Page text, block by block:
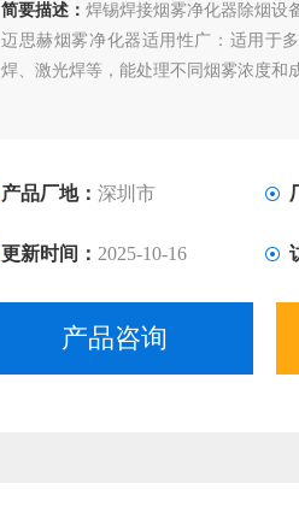
简要描述： 焊锡焊接烟雾净化器除烟设
迈思赫烟雾净化器适用性广：适用于
焊、激光焊等，能处理不同烟雾浓度和
产品厂地： 深圳市
更新时间： 2025-10-16
产品咨询